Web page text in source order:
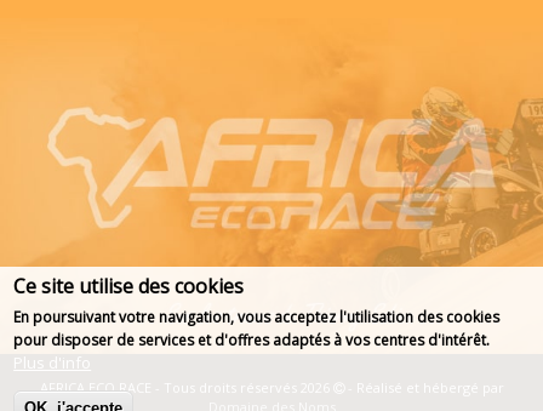
AFRICA ECO RACE - Tous droits réservés 2026
- Réalisé et hébergé par
Ce site utilise des cookies
En poursuivant votre navigation, vous acceptez l'utilisation des cookies
pour disposer de services et d'offres adaptés à vos centres d'intérêt.
Plus d'info